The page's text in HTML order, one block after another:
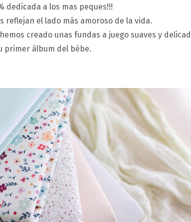
dedicada a los mas peques!!!
reflejan el lado más amoroso de la vida.
creado unas fundas a juego suaves y
primer álbum del bébe.